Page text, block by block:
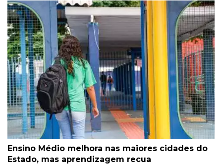
Ensino Médio melhora nas maiores cidades do
Estado, mas aprendizagem recua